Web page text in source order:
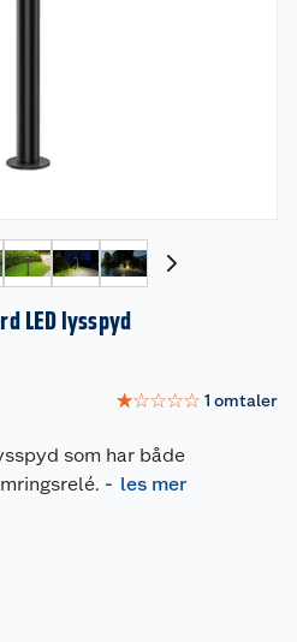
LED lysspyd
☆☆☆☆☆ 1 omtaler
som har både
- les mer